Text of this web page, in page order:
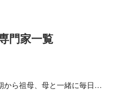
門家一覧
から祖母、母と一緒に毎日の